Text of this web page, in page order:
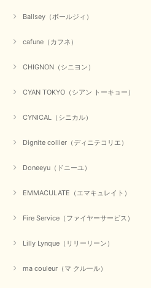
Ballsey（ボールジィ）
cafune（カフネ）
CHIGNON（シニヨン）
CYAN TOKYO（シアン トーキョー）
CYNICAL（シニカル）
Dignite collier（ディニテコリエ）
Doneeyu（ドニーユ）
EMMACULATE（エマキュレイト）
Fire Service（ファイヤーサービス）
Lilly Lynque（リリーリーン）
ma couleur（マ クルール）